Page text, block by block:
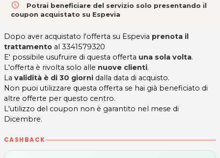
access_time
Potrai beneficiare del servizio solo presentando il
coupon acquistato su Espevia
Dopo aver acquistato l'offerta su Espevia prenota il
trattamento al 3341579320
E' possibile usufruire di questa offerta una sola volta.
L'offerta è rivolta solo alle nuove clienti.
La validità è di 30 giorni dalla data di acquisto.
Non puoi utilizzare questa offerta se hai già beneficiato di
altre offerte per questo centro.
L'utilizzo del coupon non è garantito nel mese di
Dicembre.
CASHBACK